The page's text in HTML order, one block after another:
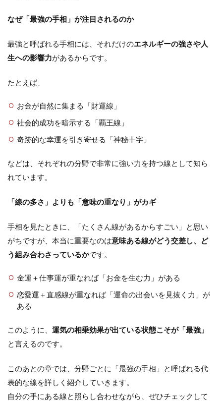
なぜ「最強の手相」が注目されるのか
最強と呼ばれる手相には、それだけのエネルギーの強さや人
生への影響力があるからです。
たとえば、
お金が自然に集まる「財運線」
社会的成功を暗示する「覇王線」
奇跡的な幸運を引き寄せる「神秘十字」
などは、それぞれの分野で非常に強い力を持つ線として知ら
れています。
「線の多さ」よりも「意味の重なり」がカギ
手相を見たときに、「たくさん線があるからすごい」と思い
がちですが、本当に重要なのは意味ある線がどう交差し、ど
う組み合わさっているかです。
金運＋仕事運が重なれば「お金を生む力」がある
恋愛運＋直感線が重なれば「運命の出会いを見抜く力」が
ある
このように、 運気の相乗効果が出ている状態こそが「最強」
と言えるのです。
このあとの章では、分野ごとに「最強の手相」と呼ばれる代
表的な線を詳しく紹介していきます。
自分の手にある線と照らし合わせながら、ぜひチェックして